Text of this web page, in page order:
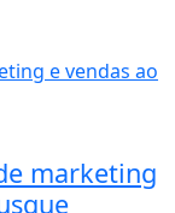
marketing